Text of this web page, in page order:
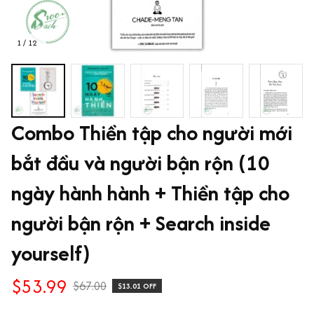
1 / 12
Combo Thiền tập cho người mới
bắt đầu và người bận rộn (10
ngày hành hành + Thiền tập cho
người bận rộn + Search inside
yourself)
$53.99 $67.00 $13.01 OFF